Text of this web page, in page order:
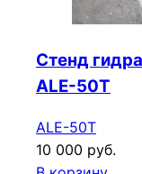
Стенд
ALE-50T
ALE-50T
10 000 руб.